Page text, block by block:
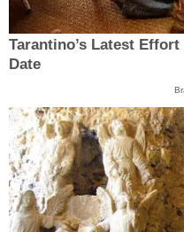
Tarantino’s Latest
Date